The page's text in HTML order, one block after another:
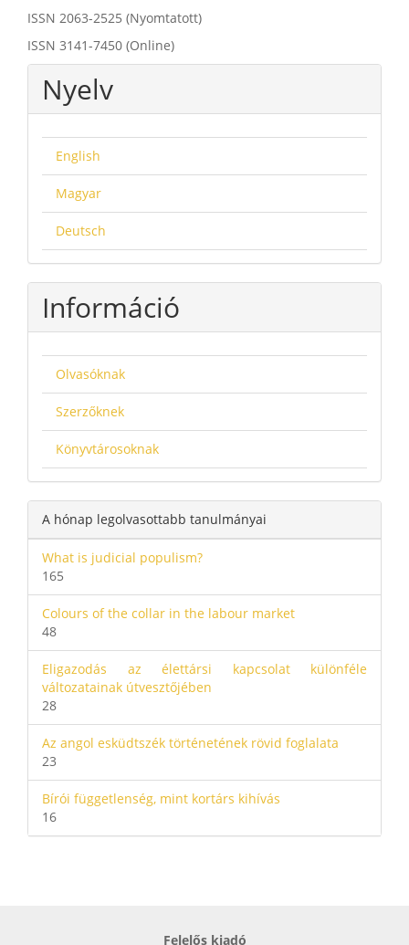
ISSN 2063-2525 (Nyomtatott)
ISSN 3141-7450 (Online)
Nyelv
English
Magyar
Deutsch
Információ
Olvasóknak
Szerzőknek
Könyvtárosoknak
A hónap legolvasottabb tanulmányai
What is judicial populism?
165
Colours of the collar in the labour market
48
Eligazodás az élettársi kapcsolat különféle
változatainak útvesztőjében
28
Az angol esküdtszék történetének rövid foglalata
23
Bírói függetlenség, mint kortárs kihívás
16
Felelős kiadó